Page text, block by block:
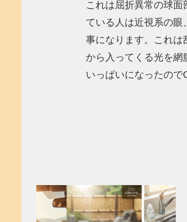
これは屈折異常の球
ている人は近視系の眼
事になります。これは
から入ってくる光を網
いっぱいになったので